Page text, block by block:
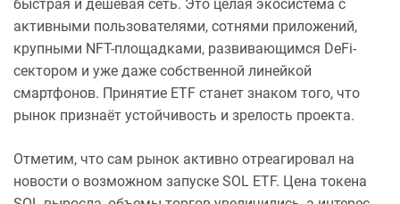
быстрая и дешевая сеть. Это целая экосистема с
активными пользователями, сотнями приложений,
крупными NFT-площадками, развивающимся DeFi-
сектором и уже даже собственной линейкой
смартфонов. Принятие ETF станет знаком того, что
рынок признаёт устойчивость и зрелость проекта.
Отметим, что сам рынок активно отреагировал на
новости о возможном запуске SOL ETF. Цена токена